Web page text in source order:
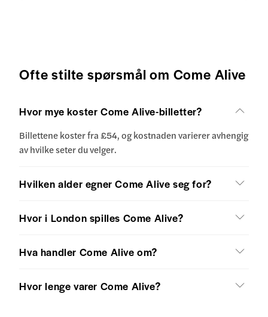
Ofte stilte spørsmål om Come Alive
Hvor mye koster Come Alive-billetter?
Billettene koster fra £54, og kostnaden varierer avhengig
av hvilke seter du velger.
Hvilken alder egner Come Alive seg for?
Hvor i London spilles Come Alive?
Hva handler Come Alive om?
Hvor lenge varer Come Alive?